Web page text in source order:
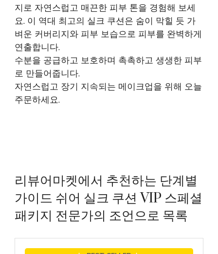
지로 자연스럽고 매끈한 피부 톤을 경험해 보세
요. 이 역대 최고의 실크 쿠션은 숨이 막힐 듯 가
벼운 커버리지와 피부 보습으로 피부를 완벽하게
연출합니다.
수분을 공급하고 보호하며 촉촉하고 생생한 피부
로 만들어줍니다.
자연스럽고 장기 지속되는 메이크업을 위해 오늘
주문하세요.
리뷰어마켓에서 추천하는 단계별
가이드 쉬어 실크 쿠션 VIP 스페셜
패키지 전문가의 조언으로 목록